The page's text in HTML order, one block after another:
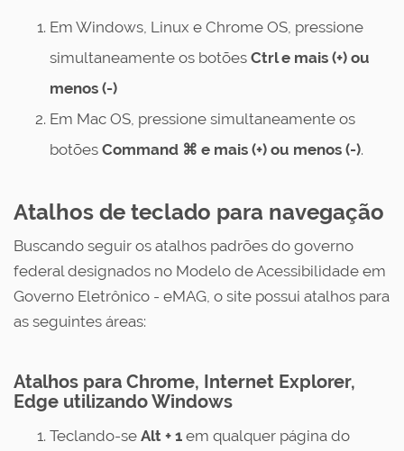
Em Windows, Linux e Chrome OS, pressione
simultaneamente os botões Ctrl e mais (+) ou
menos (-)
Em Mac OS, pressione simultaneamente os
botões Command ⌘ e mais (+) ou menos (-).
Atalhos de teclado para navegação
Buscando seguir os atalhos padrões do governo
federal designados no Modelo de Acessibilidade em
Governo Eletrônico - eMAG, o site possui atalhos para
as seguintes áreas:
Atalhos para Chrome, Internet Explorer,
Edge utilizando Windows
Teclando-se Alt + 1 em qualquer página do